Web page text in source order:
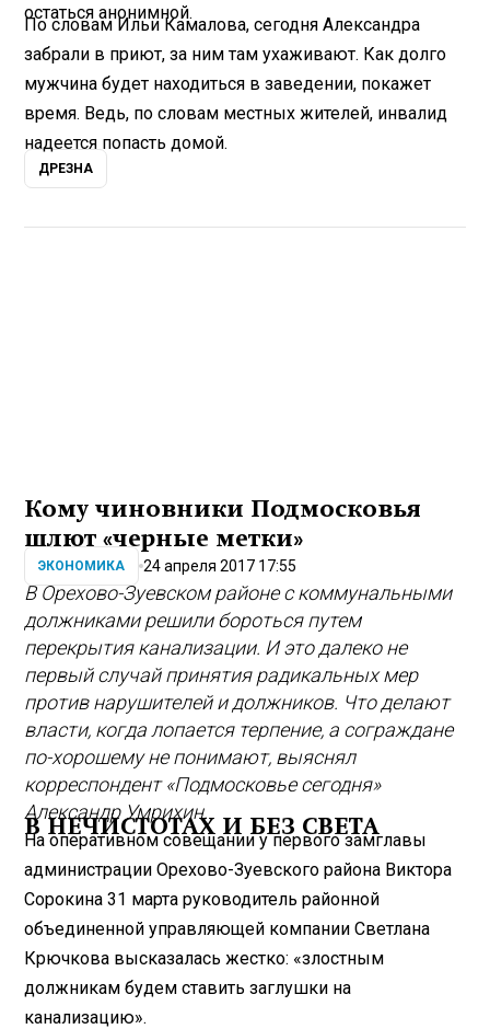
остаться анонимной.
По словам Ильи Камалова, сегодня Александра
забрали в приют, за ним там ухаживают. Как долго
мужчина будет находиться в заведении, покажет
время. Ведь, по словам местных жителей, инвалид
надеется попасть домой.
ДРЕЗНА
Кому чиновники Подмосковья
шлют «черные метки»
ЭКОНОМИКА 24 апреля 2017 17:55
В Орехово-Зуевском районе с коммунальными
должниками решили бороться путем
перекрытия канализации. И это далеко не
первый случай принятия радикальных мер
против нарушителей и должников. Что делают
власти, когда лопается терпение, а сограждане
по-хорошему не понимают, выяснял
корреспондент «Подмосковье сегодня»
Александр Умрихин.
В НЕЧИСТОТАХ И БЕЗ СВЕТА
На оперативном совещании у первого замглавы
администрации Орехово-Зуевского района Виктора
Сорокина 31 марта руководитель районной
объединенной управляющей компании Светлана
Крючкова высказалась жестко: «злостным
должникам будем ставить заглушки на
канализацию».